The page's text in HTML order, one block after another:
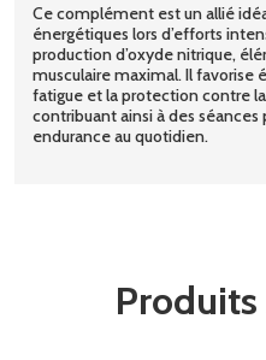
Ce complément est un allié
énergétiques lors d’efforts
production d’oxyde nitrique,
musculaire maximal. Il favorise
fatigue et la protection contre
contribuant ainsi à des
endurance au quotidien.